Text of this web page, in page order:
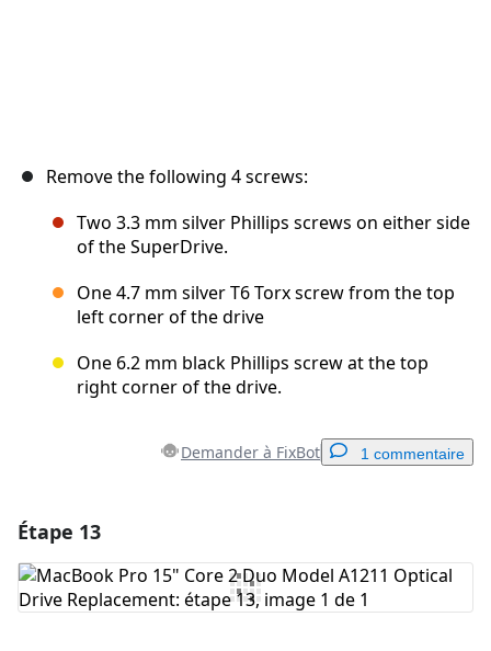
Remove the following 4 screws:
Two 3.3 mm silver Phillips screws on either side
of the SuperDrive.
One 4.7 mm silver T6 Torx screw from the top
left corner of the drive
One 6.2 mm black Phillips screw at the top
right corner of the drive.
Demander à FixBot 1 commentaire
Ajouter un commentaire
Étape 13